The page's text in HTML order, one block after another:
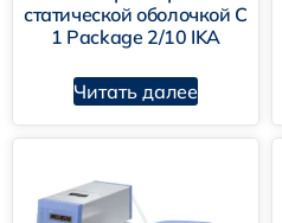
статической оболочкой C
1 Package 2/10 IKA
Читать далее